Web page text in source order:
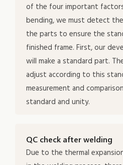
of the four important
bending, we must detect
the parts to ensure the
finished frame. First, our
will make a standard part.
adjust according to this
measurement and
standard and unity.
QC check after welding
Due to the thermal